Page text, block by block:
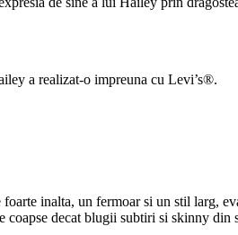
a realizat-o impreuna cu Levi’s®.
inalta, un fermoar si un stil larg,
decat blugii subtiri si skinny